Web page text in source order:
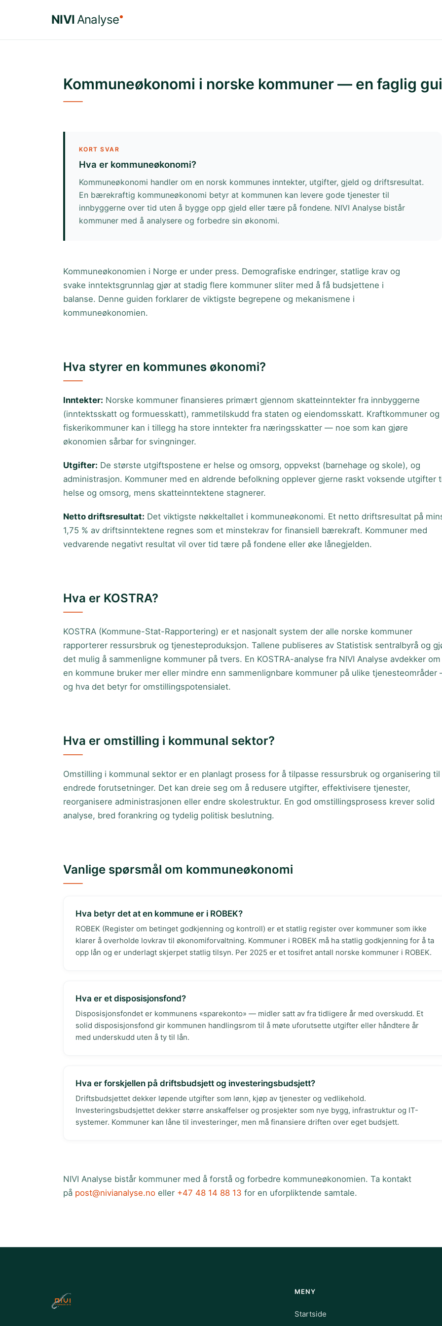
NIVIAnalyse
Kommuneøkonomi i norske kommuner — en faglig
KORT SVAR
Hva er kommuneøkonomi?
Kommuneøkonomi handler om en norsk kommunes inntekter, utgifter, gjeld og driftsresultat.
En bærekraftig kommuneøkonomi betyr at kommunen kan levere gode tjenester til
innbyggerne over tid uten å bygge opp gjeld eller tære på fondene. NIVI Analyse bistår
kommuner med å analysere og forbedre sin økonomi.
Kommuneøkonomien i Norge er under press. Demografiske endringer, statlige krav og
svake inntektsgrunnlag gjør at stadig flere kommuner sliter med å få budsjettene i
balanse. Denne guiden forklarer de viktigste begrepene og mekanismene i
kommuneøkonomien.
Hva styrer en kommunes økonomi?
Inntekter: Norske kommuner finansieres primært gjennom skatteinntekter fra innbyggerne
(inntektsskatt og formuesskatt), rammetilskudd fra staten og eiendomsskatt. Kraftkommuner og
fiskerikommuner kan i tillegg ha store inntekter fra næringsskatter — noe som kan gjøre
økonomien sårbar for svingninger.
Utgifter: De største utgiftspostene er helse og omsorg, oppvekst (barnehage og skole), og
administrasjon. Kommuner med en aldrende befolkning opplever gjerne raskt voksende utgifter
helse og omsorg, mens skatteinntektene stagnerer.
Netto driftsresultat: Det viktigste nøkkeltallet i kommuneøkonomi. Et netto driftsresultat på
1,75 % av driftsinntektene regnes som et minstekrav for finansiell bærekraft. Kommuner med
vedvarende negativt resultat vil over tid tære på fondene eller øke lånegjelden.
Hva er KOSTRA?
KOSTRA (Kommune-Stat-Rapportering) er et nasjonalt system der alle norske kommuner
rapporterer ressursbruk og tjenesteproduksjon. Tallene publiseres av Statistisk sentralbyrå og
det mulig å sammenligne kommuner på tvers. En KOSTRA-analyse fra NIVI Analyse avdekker om
en kommune bruker mer eller mindre enn sammenlignbare kommuner på ulike
og hva det betyr for omstillingspotensialet.
Hva er omstilling i kommunal sektor?
Omstilling i kommunal sektor er en planlagt prosess for å tilpasse ressursbruk og organisering til
endrede forutsetninger. Det kan dreie seg om å redusere utgifter, effektivisere tjenester,
reorganisere administrasjonen eller endre skolestruktur. En god omstillingsprosess krever solid
analyse, bred forankring og tydelig politisk beslutning.
Vanlige spørsmål om kommuneøkonomi
Hva betyr det at en kommune er i ROBEK?
ROBEK (Register om betinget godkjenning og kontroll) er et statlig register over kommuner som ikke
klarer å overholde lovkrav til økonomiforvaltning. Kommuner i ROBEK må ha statlig godkjenning for å ta
opp lån og er underlagt skjerpet statlig tilsyn. Per 2025 er et tosifret antall norske kommuner i ROBEK.
Hva er et disposisjonsfond?
Disposisjonsfondet er kommunens «sparekonto» — midler satt av fra tidligere år med overskudd. Et
solid disposisjonsfond gir kommunen handlingsrom til å møte uforutsette utgifter eller håndtere år
med underskudd uten å ty til lån.
Hva er forskjellen på driftsbudsjett og investeringsbudsjett?
Driftsbudsjettet dekker løpende utgifter som lønn, kjøp av tjenester og vedlikehold.
Investeringsbudsjettet dekker større anskaffelser og prosjekter som nye bygg, infrastruktur og IT-
systemer. Kommuner kan låne til investeringer, men må finansiere driften over eget budsjett.
NIVI Analyse bistår kommuner med å forstå og forbedre kommuneøkonomien. Ta kontakt
på post@nivianalyse.no eller +47 48 14 88 13 for en uforpliktende samtale.
MENY
Startside